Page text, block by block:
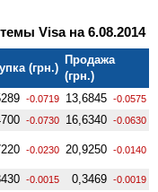
Visa на 6.08.2014
(грн.)
Продажа
(грн.)
-0.0719 13,6845 -0.0575
-0.0730 16,6340 -0.0630
-0.0230 20,9250 -0.0140
-0.0015 0,3469 -0.0019